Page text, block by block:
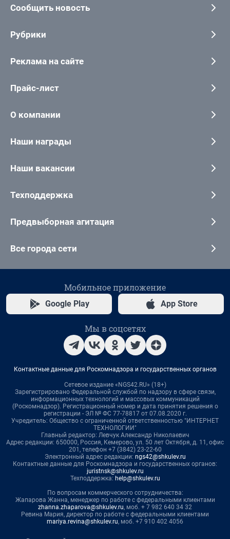
Сообщить новость
Рубрики
Реклама на сайте
Прайс-лист
О компании
Наши награды
Наши вакансии
Техподдержка
Предвыборная агитация
Все города сети
Мобильное приложение
Google Play App Store
Мы в соцсетях
Контактные данные для Роскомнадзора и государственных органов
Сетевое издание «NGS42.RU» (18+)
Зарегистрировано Федеральной службой по надзору в сфере связи,
информационных технологий и массовых коммуникаций
(Роскомнадзор). Регистрационный номер и дата принятия решения о
регистрации - ЭЛ № ФС 77-78817 от 07.08.2020 г.
Учредитель: Общество с ограниченной ответственностью "ИНТЕРНЕТ
ТЕХНОЛОГИИ"
Главный редактор: Левчук Александр Николаевич
Адрес редакции: 650000, Россия, Кемерово, ул. 50 лет Октября, д. 11, офис
201, телефон +7 (3842) 23-22-60
Электронный адрес редакции: ngs42@shkulev.ru
Контактные данные для Роскомнадзора и государственных органов:
juristnsk@shkulev.ru
Техподдержка: help@shkulev.ru
По вопросам коммерческого сотрудничества:
Жапарова Жанна, менеджер по работе с федеральными клиентами
zhanna.zhaparova@shkulev.ru, моб. + 7 982 640 34 32
Ревина Мария, директор по работе с федеральными клиентами
mariya.revina@shkulev.ru, моб. +7 910 402 4056